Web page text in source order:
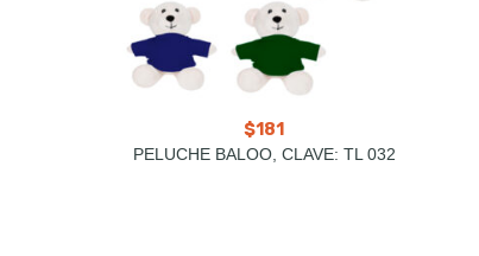
$181
PELUCHE BALOO, CLAVE: TL 032